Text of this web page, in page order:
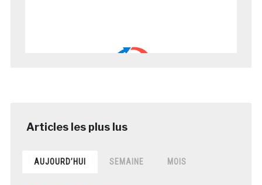
AUJOURD’HUI SEMAINE MOIS